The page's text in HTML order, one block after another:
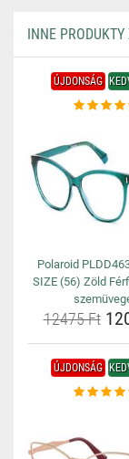
INNE PRODUKTY
ÚJDONSÁG
Polaroid
SIZE (56) Zöld
12475 Ft
ÚJDONSÁG